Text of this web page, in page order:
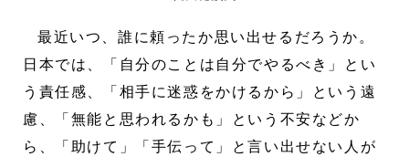
最近いつ、誰に頼ったか思い出せるだろうか。
日本では、「自分のことは自分でやるべき」とい
う責任感、「相手に迷惑をかけるから」という遠
慮、「無能と思われるかも」という不安などか
ら、「助けて」「手伝って」と言い出せない人が